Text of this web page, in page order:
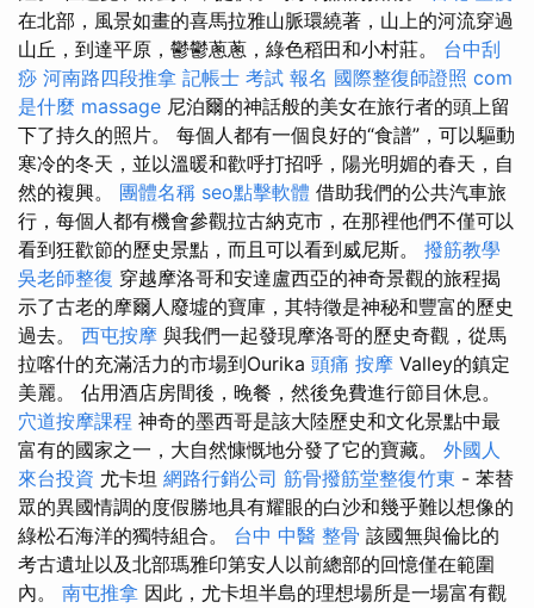
在北部，風景如畫的喜馬拉雅山脈環繞著，山上的河流穿過
山丘，到達平原，鬱鬱蔥蔥，綠色稻田和小村莊。 台中刮
痧 河南路四段推拿 記帳士 考試 報名 國際整復師證照 com
是什麼 massage 尼泊爾的神話般的美女在旅行者的頭上留
下了持久的照片。 每個人都有一個良好的“食譜”，可以驅動
寒冷的冬天，並以溫暖和歡呼打招呼，陽光明媚的春天，自
然的複興。 團體名稱 seo點擊軟體 借助我們的公共汽車旅
行，每個人都有機會參觀拉古納克市，在那裡他們不僅可以
看到狂歡節的歷史景點，而且可以看到威尼斯。 撥筋教學
吳老師整復 穿越摩洛哥和安達盧西亞的神奇景觀的旅程揭
示了古老的摩爾人廢墟的寶庫，其特徵是神秘和豐富的歷史
過去。 西屯按摩 與我們一起發現摩洛哥的歷史奇觀，從馬
拉喀什的充滿活力的市場到Ourika 頭痛 按摩 Valley的鎮定
美麗。 佔用酒店房間後，晚餐，然後免費進行節目休息。
穴道按摩課程 神奇的墨西哥是該大陸歷史和文化景點中最
富有的國家之一，大自然慷慨地分發了它的寶藏。 外國人
來台投資 尤卡坦 網路行銷公司 筋骨撥筋堂整復竹東 - 苯替
眾的異國情調的度假勝地具有耀眼的白沙和幾乎難以想像的
綠松石海洋的獨特組合。 台中 中醫 整骨 該國無與倫比的
考古遺址以及北部瑪雅印第安人以前總部的回憶僅在範圍
內。 南屯推拿 因此，尤卡坦半島的理想場所是一場富有觀